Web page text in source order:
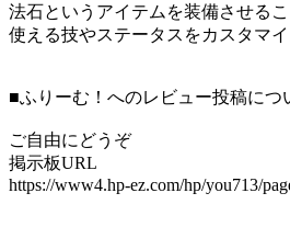
法石というアイテムを装備させる
使える技やステータスをカスタマ
■ふりーむ！へのレビュー投稿につ
ご自由にどうぞ
掲示板URL
https://www4.hp-ez.com/hp/you713/